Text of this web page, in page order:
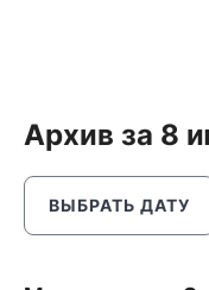
Архив за 8
ВЫБРАТЬ ДАТУ